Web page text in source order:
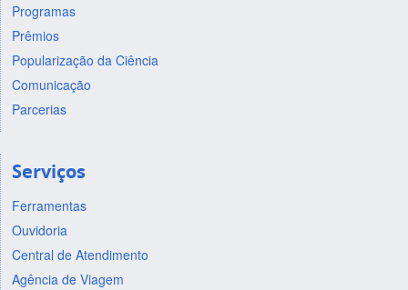
Programas
Prêmios
Popularização da Ciência
Comunicação
Parcerias
Serviços
Ferramentas
Ouvidoria
Central de Atendimento
Agência de Viagem